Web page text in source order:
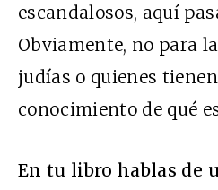
escandalosos, aquí
Obviamente, no para
judías o quienes
conocimiento de qué
En tu libro hablas de